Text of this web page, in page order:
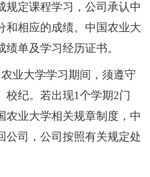
规定课程学习，公司承认中
和相应的成绩。中国农业大
单及学习经历证书。
大学学习期间，须遵守
校纪。若出现1个学期2门
农业大学相关规章制度，中
公司，公司按照有关规定处